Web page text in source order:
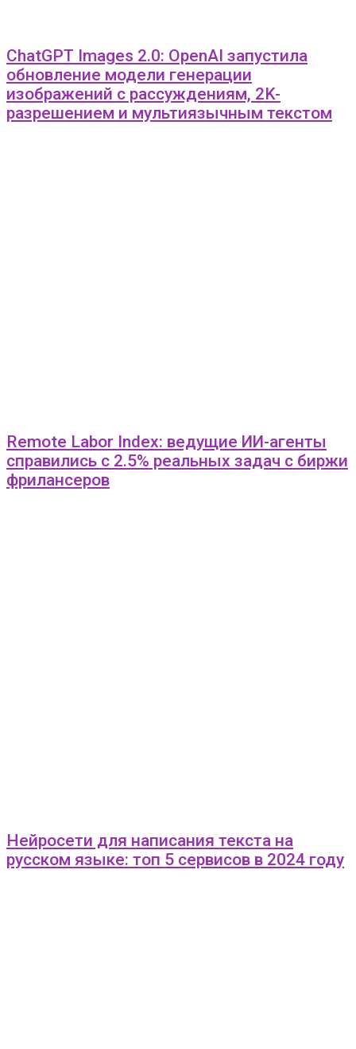
ChatGPT Images 2.0: OpenAI запустила
обновление модели генерации
изображений с рассуждениям, 2K-
разрешением и мультиязычным текстом
Remote Labor Index: ведущие ИИ-агенты
справились с 2.5% реальных задач с биржи
фрилансеров
Нейросети для написания текста на
русском языке: топ 5 сервисов в 2024 году